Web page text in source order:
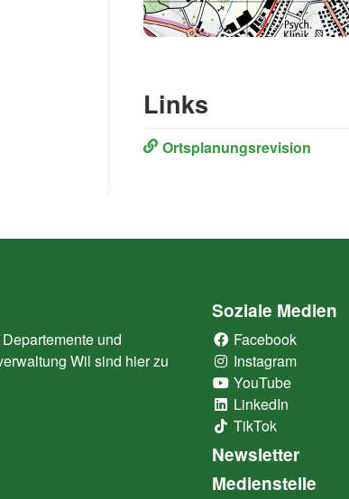
Links
Ortsplanungsrevision
und
Wil sind hier zu
Soziale Medien
Facebook
Instagram
YouTube
LinkedIn
TikTok
Newsletter
Medienstelle